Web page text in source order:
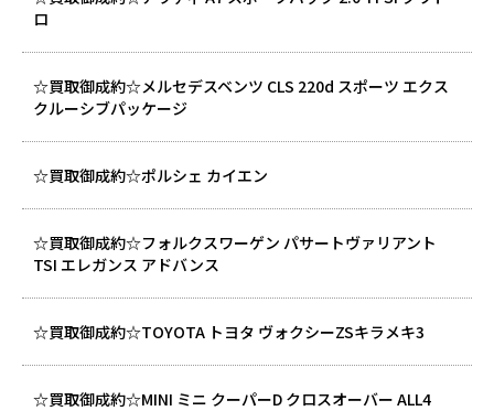
ロ
☆買取御成約☆メルセデスベンツ CLS 220d スポーツ エクス
クルーシブパッケージ
☆買取御成約☆ポルシェ カイエン
☆買取御成約☆フォルクスワーゲン パサートヴァリアント
TSI エレガンス アドバンス
☆買取御成約☆TOYOTA トヨタ ヴォクシーZSキラメキ3
☆買取御成約☆MINI ミニ クーパーD クロスオーバー ALL4